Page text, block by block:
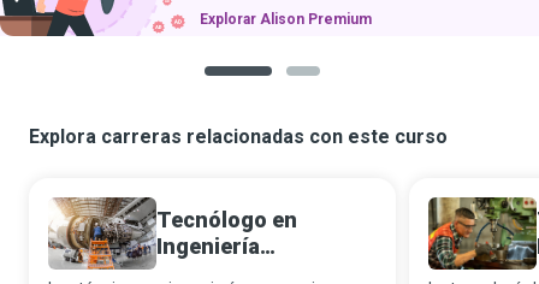
Explorar Alison Premium
Explora carreras relacionadas con este curso
Tecnólogo en
Ingeniería